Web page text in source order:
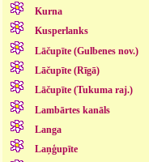
Kurna
Kusperlanks
Lāčupīte (Gulbenes nov.)
Lāčupīte (Rīgā)
Lāčupīte (Tukuma raj.)
Lambārtes kanāls
Langa
Laņģupīte